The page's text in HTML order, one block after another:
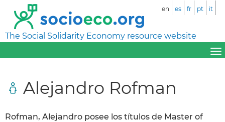
The Social Solidarity Economy resource website
en es fr pt it
Alejandro Rofman
Rofman, Alejandro posee los títulos de Master of